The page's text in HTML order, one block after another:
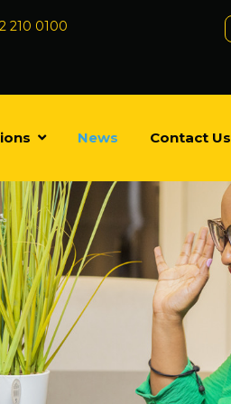
210 0100
News Contact Us